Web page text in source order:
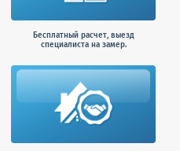
Бесплатный расчет, выезд
специалиста на замер.